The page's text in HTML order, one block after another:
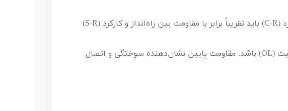
(
C-R) باید تقریباً برابر با مقاومت بین راه‌انداز و کارکرد (S-R
)
(
OL) باشد. مقاومت پایین نشان‌دهنده سوختگی و اتصال